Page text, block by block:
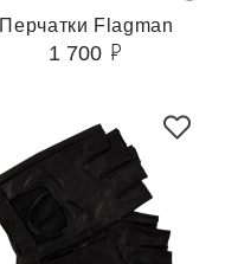
Перчатки Flagman
1 700